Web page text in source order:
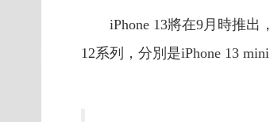
iPhone 13將在9月時推
12系列，分別是iPhone 13